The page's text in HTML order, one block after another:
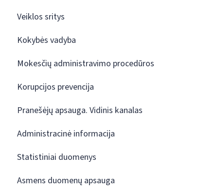
Veiklos sritys
Kokybės vadyba
Mokesčių administravimo procedūros
Korupcijos prevencija
Pranešėjų apsauga. Vidinis kanalas
Administracinė informacija
Statistiniai duomenys
Asmens duomenų apsauga